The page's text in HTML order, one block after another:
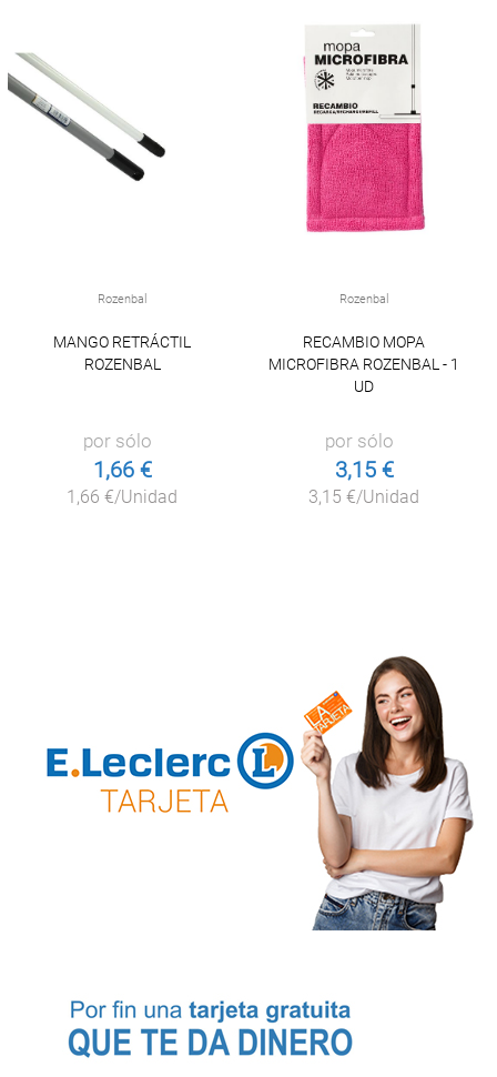
Rozenbal
MANGO RETRÁCTIL
ROZENBAL
por sólo
1,66 €
1,66 €/Unidad
Rozenbal
RECAMBIO MOPA
MICROFIBRA ROZENBAL - 1
UD
por sólo
3,15 €
3,15 €/Unidad